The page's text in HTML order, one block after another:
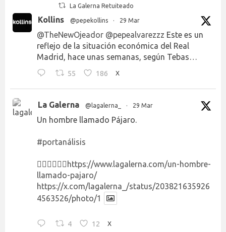
La Galerna Retuiteado
Kollins @pepekollins · 29 Mar
@TheNewOjeador @pepealvarezzz Este es un
reflejo de la situación económica del Real
Madrid, hace unas semanas, según Tebas…
55 186 X
La Galerna @lagalerna_ · 29 Mar
Un hombre llamado Pájaro.
#portanálisis
👉🏻👉🏻👉🏻 https://www.lagalerna.com/un-hombre-
llamado-pajaro/
https://x.com/lagalerna_/status/203821635926
4563526/photo/1
4 12 X